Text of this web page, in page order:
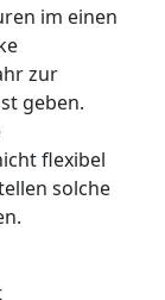
im einen
zur
geben.
flexibel
solche